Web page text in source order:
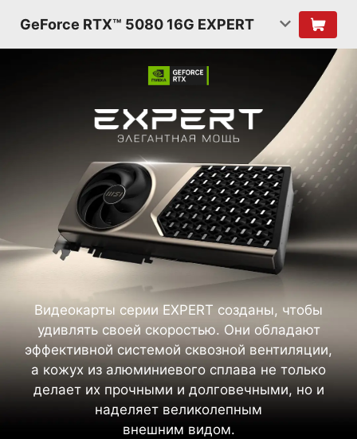
GeForce RTX™ 5080 16G EXPERT
Видеокарты серии EXPERT созданы, чтобы
удивлять своей скоростью. Они обладают
эффективной системой сквозной вентиляции,
а кожух из алюминиевого сплава не только
делает их прочными и долговечными, но и
наделяет великолепным
внешним видом.